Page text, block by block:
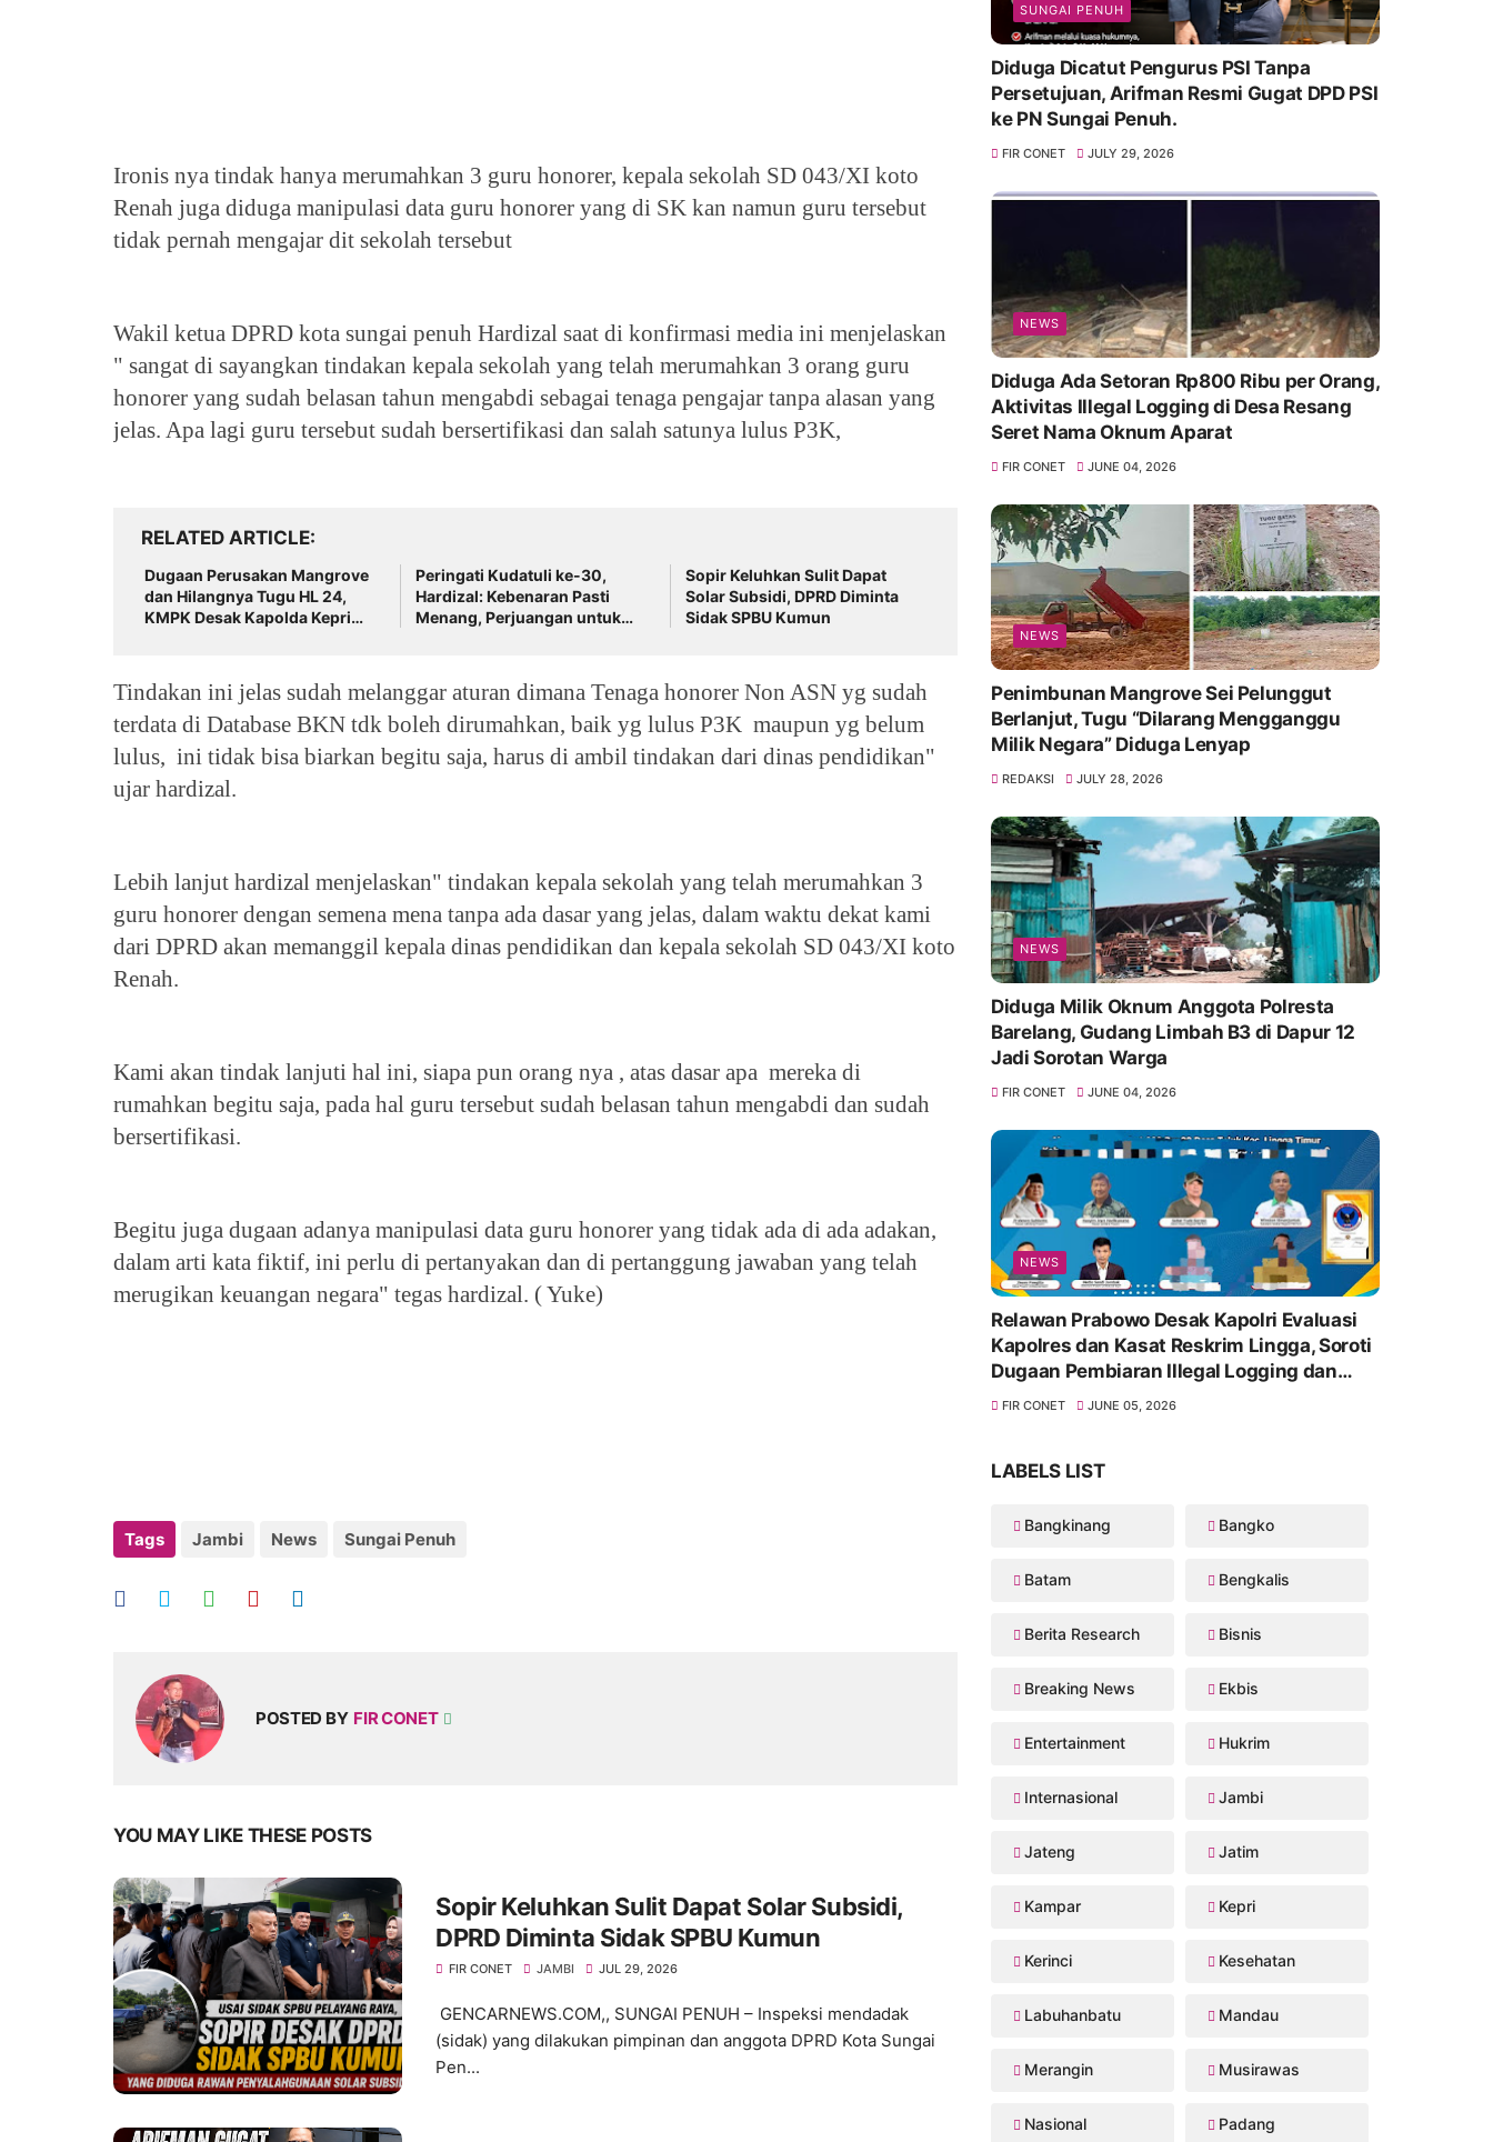
Ironis nya tindak hanya merumahkan 3 guru honorer, kepala sekolah SD 043/XI koto
Renah juga diduga manipulasi data guru honorer yang di SK kan namun guru tersebut
tidak pernah mengajar dit sekolah tersebut
Wakil ketua DPRD kota sungai penuh Hardizal saat di konfirmasi media ini menjelaskan
" sangat di sayangkan tindakan kepala sekolah yang telah merumahkan 3 orang guru
honorer yang sudah belasan tahun mengabdi sebagai tenaga pengajar tanpa alasan yang
jelas. Apa lagi guru tersebut sudah bersertifikasi dan salah satunya lulus P3K,
RELATED ARTICLE
Dugaan Perusakan Mangrove
dan Hilangnya Tugu HL 24,
KMPK Desak Kapolda Kepri
Peringati Kudatuli ke-30,
Hardizal: Kebenaran Pasti
Menang, Perjuangan untuk
Sopir Keluhkan Sulit Dapat
Solar Subsidi, DPRD Diminta
Sidak SPBU Kumun
Tindakan ini jelas sudah melanggar aturan dimana Tenaga honorer Non ASN yg sudah
terdata di Database BKN tdk boleh dirumahkan, baik yg lulus P3K maupun yg belum
lulus, ini tidak bisa biarkan begitu saja, harus di ambil tindakan dari dinas pendidikan"
ujar hardizal.
Lebih lanjut hardizal menjelaskan" tindakan kepala sekolah yang telah merumahkan 3
guru honorer dengan semena mena tanpa ada dasar yang jelas, dalam waktu dekat kami
dari DPRD akan memanggil kepala dinas pendidikan dan kepala sekolah SD 043/XI koto
Renah.
Kami akan tindak lanjuti hal ini, siapa pun orang nya , atas dasar apa mereka di
rumahkan begitu saja, pada hal guru tersebut sudah belasan tahun mengabdi dan sudah
bersertifikasi.
Begitu juga dugaan adanya manipulasi data guru honorer yang tidak ada di ada adakan,
dalam arti kata fiktif, ini perlu di pertanyakan dan di pertanggung jawaban yang telah
merugikan keuangan negara" tegas hardizal. ( Yuke)
Tags Jambi News Sungai Penuh
POSTED BY FIR CONET
YOU MAY LIKE THESE POSTS
Sopir Keluhkan Sulit Dapat Solar Subsidi,
DPRD Diminta Sidak SPBU Kumun
FIR CONET JAMBI JUL 29, 2026
GENCARNEWS.COM,, SUNGAI PENUH – Inspeksi mendadak
(sidak) yang dilakukan pimpinan dan anggota DPRD Kota Sungai
Pen...
SUNGAI PENUH
Diduga Dicatut Pengurus PSI Tanpa
Persetujuan, Arifman Resmi Gugat DPD PSI
ke PN Sungai Penuh.
FIR CONET JULY 29, 2026
NEWS
Diduga Ada Setoran Rp800 Ribu per Orang,
Aktivitas Illegal Logging di Desa Resang
Seret Nama Oknum Aparat
FIR CONET JUNE 04, 2026
NEWS
Penimbunan Mangrove Sei Pelunggut
Berlanjut, Tugu “Dilarang Mengganggu
Milik Negara” Diduga Lenyap
REDAKSI JULY 28, 2026
NEWS
Diduga Milik Oknum Anggota Polresta
Barelang, Gudang Limbah B3 di Dapur 12
Jadi Sorotan Warga
FIR CONET JUNE 04, 2026
NEWS
Relawan Prabowo Desak Kapolri Evaluasi
Kapolres dan Kasat Reskrim Lingga, Soroti
Dugaan Pembiaran Illegal Logging dan
Lambannya Penanganan Korupsi
FIR CONET JUNE 05, 2026
LABELS LIST
Bangkinang Bangko
Batam Bengkalis
Berita Research Bisnis
Breaking News Ekbis
Entertainment Hukrim
Internasional Jambi
Jateng Jatim
Kampar Kepri
Kerinci Kesehatan
Labuhanbatu Mandau
Merangin Musirawas
Nasional Padang